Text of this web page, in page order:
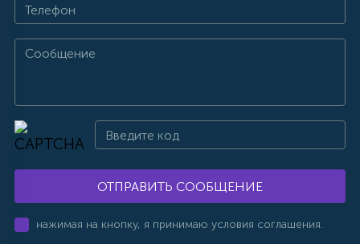
ОТПРАВИТЬ СООБЩЕНИЕ
нажимая на кнопку, я принимаю условия соглашения.